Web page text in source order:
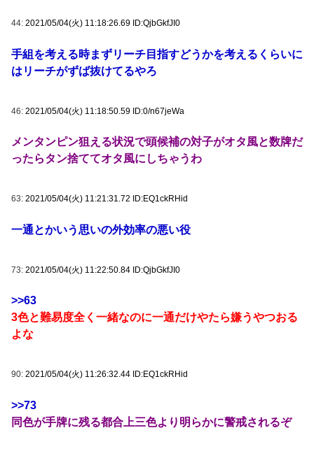
44: 2021/05/04(火) 11:18:26.69 ID:QjbGkfJI0
手組を考える時まずリーチ目指すどうかを考えるくらいに
はリーチがずば抜けてるやろ
46: 2021/05/04(火) 11:18:50.59 ID:0/n67jeWa
メンタンピン狙える状況で頭候補の対子がオタ風と数牌だ
ったらタン捨ててオタ風にしちゃうわ
63: 2021/05/04(火) 11:21:31.72 ID:EQ1ckRHid
一通とかいう思いの外効率の悪い役
73: 2021/05/04(火) 11:22:50.84 ID:QjbGkfJI0
>>63
3色と難易度全く一緒なのに一通だけやたら嫌うやつおる
よな
90: 2021/05/04(火) 11:26:32.44 ID:EQ1ckRHid
>>73
同色が手牌に残る都合上三色より明らかに警戒されるぞ